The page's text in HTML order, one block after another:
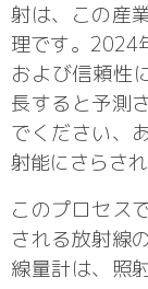
射は、この産
理です。2024
および信頼性
長すると予測
でください、
射能にさらさ
このプロセス
される放射線
線量計は、照